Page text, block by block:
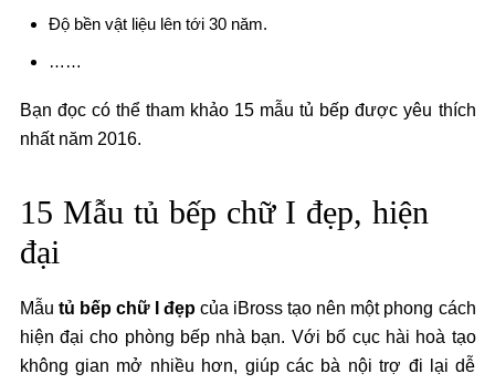
Độ bền vật liệu lên tới 30 năm.
……
Bạn đọc có thể tham khảo 15 mẫu tủ bếp được yêu thích
nhất năm 2016.
15 Mẫu tủ bếp chữ I đẹp, hiện
đại
Mẫu tủ bếp chữ I đẹpcủa iBross tạo nên một phong cách
hiện đại cho phòng bếp nhà bạn. Với bố cục hài hoà tạo
không gian mở nhiều hơn, giúp các bà nội trợ đi lại dễ